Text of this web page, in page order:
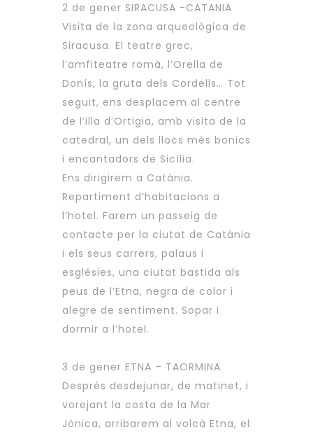
2 de gener SIRACUSA -CATANIA
Visita de la zona arqueològica de
Siracusa. El teatre grec,
l’amfiteatre romà, l’Orella de
Donís, la gruta dels Cordells… Tot
seguit, ens desplacem al centre
de l’illa d’Ortigia, amb visita de la
catedral, un dels llocs més bonics
i encantadors de Sicília.
Ens dirigirem a Catània.
Repartiment d’habitacions a
l’hotel. Farem un passeig de
contacte per la ciutat de Catània
i els seus carrers, palaus i
esglésies, una ciutat bastida als
peus de l’Etna, negra de color i
alegre de sentiment. Sopar i
dormir a l’hotel.
3 de gener ETNA – TAORMINA
Després desdejunar, de matinet, i
vorejant la costa de la Mar
Jònica, arribarem al volcà Etna, el